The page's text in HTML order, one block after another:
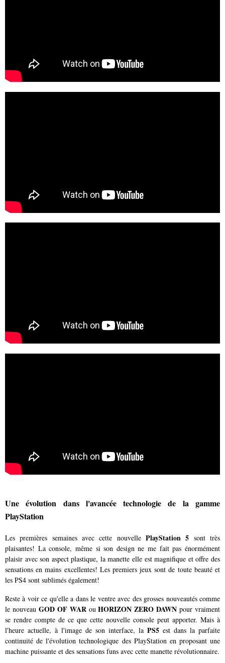
Une évolution dans l'avancée technologie de la gamme
PlayStation
Les premières semaines avec cette nouvelle PlayStation 5 sont très
plaisantes! La console, même si son design ne me fait pas énormément
plaisir avec son aspect plastique, la manette elle est magnifique et offre des
sensations en mains excellentes! Les premiers jeux sont de toute beauté et
les PS4 sont sublimés également!
Reste à voir ce qu'elle a dans le ventre avec des grosses nouveautés comme
le nouveau GOD OF WAR ouHORIZON ZERO DAWN pour vraiment
se rendre compte de ce que cette nouvelle console peut apporter. Mais à
l'heure actuelle, à l'image de son interface, la PS5 est dans la parfaite
continuité de l'évolution technologique des PlayStation en proposant une
machine puissante et des sensations funs avec cette manette révolutionnaire.